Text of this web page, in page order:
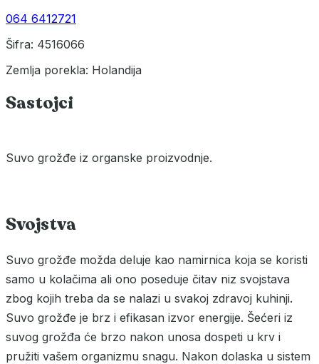
064 6412721
Šifra: 4516066
Zemlja porekla: Holandija
Sastojci
Suvo grožđe iz organske proizvodnje.
Svojstva
Suvo grožđe možda deluje kao namirnica koja se koristi
samo u kolačima ali ono poseduje čitav niz svojstava
zbog kojih treba da se nalazi u svakoj zdravoj kuhinji.
Suvo grožđe je brz i efikasan izvor energije. Šećeri iz
suvog grožđa će brzo nakon unosa dospeti u krv i
pružiti vašem organizmu snagu. Nakon dolaska u sistem